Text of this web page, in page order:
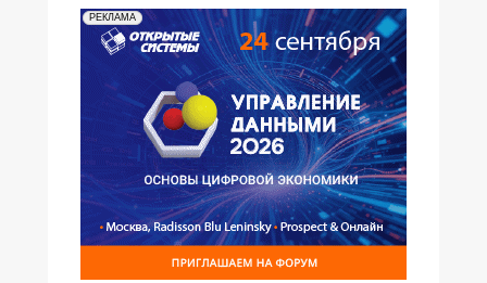
РЕКЛАМА